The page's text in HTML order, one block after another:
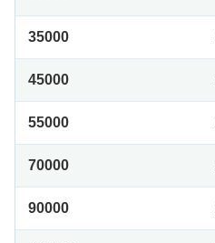
35000
45000
55000
70000
90000